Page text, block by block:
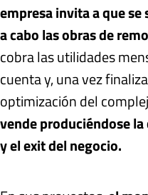
empresa invita a que
a cabo las obras de
cobra las utilidades
cuenta y, una vez
optimización del
vende produciéndose
y el exit del negocio.